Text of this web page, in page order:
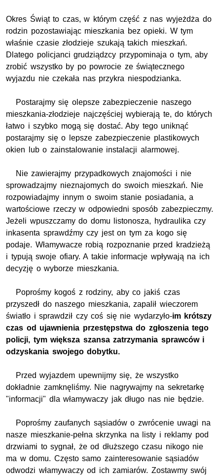
Okres Świąt to czas, w którym część z nas wyjeżdża do
rodzin pozostawiając mieszkania bez opieki. W tym
właśnie czasie złodzieje szukają takich mieszkań.
Dlatego policjanci grudziądzcy przypominaja o tym, aby
zrobić wszystko by po powrocie ze świątecznego
wyjazdu nie czekała nas przykra niespodzianka.
Postarajmy się olepsze zabezpieczenie naszego
mieszkania-złodzieje najczęściej wybierają te, do których
łatwo i szybko mogą się dostać. Aby tego uniknąć
postarajmy się o lepsze zabezpieczenie plastikowych
okien lub o zainstalowanie instalacji alarmowej.
Nie zawierajmy przypadkowych znajomości i nie
sprowadzajmy nieznajomych do swoich mieszkań. Nie
rozpowiadajmy innym o swoim stanie posiadania, a
wartościowe rzeczy w odpowiedni sposób zabezpieczmy.
Jeżeli wpuszczamy do domu listonosza, hydraulika czy
inkasenta sprawdźmy czy jest on tym za kogo się
podaje. Włamywacze robią rozpoznanie przed kradzieżą
i typują swoje ofiary. A takie informacje wpływają na ich
decyzję o wyborze mieszkania.
Poprośmy kogoś z rodziny, aby co jakiś czas
przyszedł do naszego mieszkania, zapalił wieczorem
światło i sprawdził czy coś się nie wydarzyło-im krótszy
czas od ujawnienia przestępstwa do zgłoszenia tego
policji, tym większa szansa zatrzymania sprawców i
odzyskania swojego dobytku.
Przed wyjazdem upewnijmy się, że wszystko
dokładnie zamknęliśmy. Nie nagrywajmy na sekretarkę
"informacji" dla włamywaczy jak długo nas nie będzie.
Poprośmy zaufanych sąsiadów o zwrócenie uwagi na
nasze mieszkanie-pełna skrzynka na listy i reklamy pod
drzwiami to sygnał, że od dłuższego czasu nikogo nie
ma w domu. Często samo zainteresowanie sąsiadów
odwodzi włamywaczy od ich zamiarów. Zostawmy swój